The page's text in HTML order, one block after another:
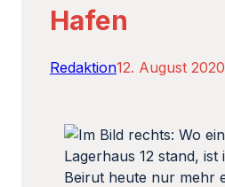
Hafen
Redaktion12. August 2020